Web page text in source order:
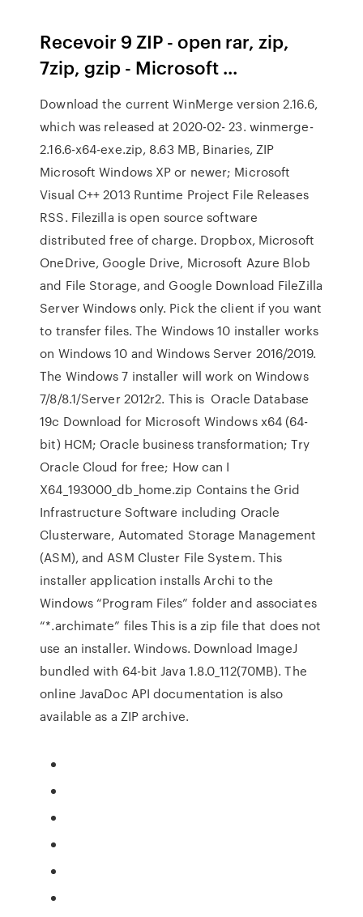
Recevoir 9 ZIP - open rar, zip,
7zip, gzip - Microsoft ...
Download the current WinMerge version 2.16.6,
which was released at 2020-02- 23. winmerge-
2.16.6-x64-exe.zip, 8.63 MB, Binaries, ZIP
Microsoft Windows XP or newer; Microsoft
Visual C++ 2013 Runtime Project File Releases
RSS. Filezilla is open source software
distributed free of charge. Dropbox, Microsoft
OneDrive, Google Drive, Microsoft Azure Blob
and File Storage, and Google Download FileZilla
Server Windows only. Pick the client if you want
to transfer files. The Windows 10 installer works
on Windows 10 and Windows Server 2016/2019.
The Windows 7 installer will work on Windows
7/8/8.1/Server 2012r2. This is Oracle Database
19c Download for Microsoft Windows x64 (64-
bit) HCM; Oracle business transformation; Try
Oracle Cloud for free; How can I
X64_193000_db_home.zip Contains the Grid
Infrastructure Software including Oracle
Clusterware, Automated Storage Management
(ASM), and ASM Cluster File System. This
installer application installs Archi to the
Windows “Program Files” folder and associates
“*.archimate” files This is a zip file that does not
use an installer. Windows. Download ImageJ
bundled with 64-bit Java 1.8.0_112(70MB). The
online JavaDoc API documentation is also
available as a ZIP archive.